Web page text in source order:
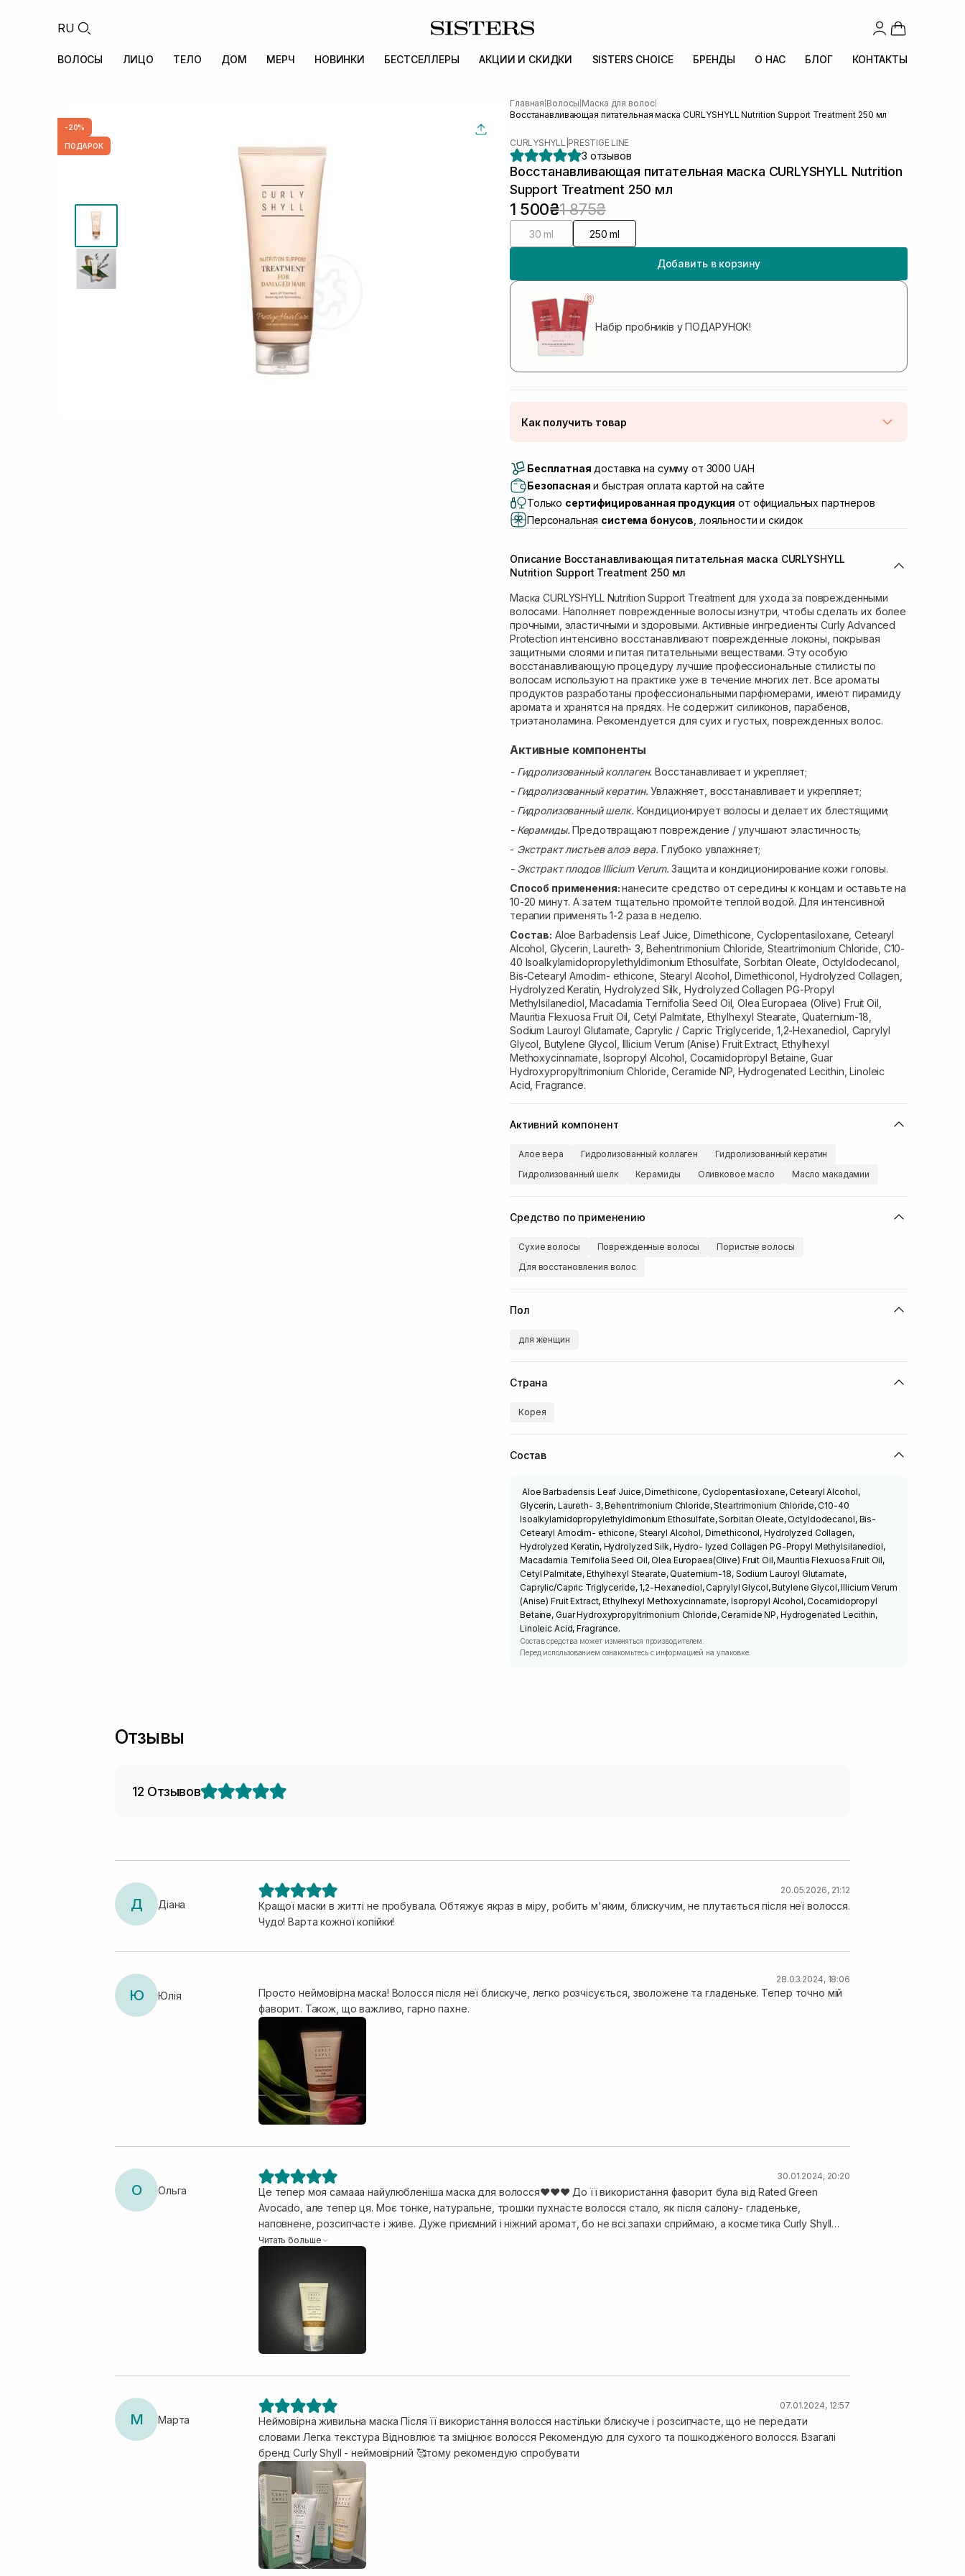
RU
ВОЛОСЫ ЛИЦО ТЕЛО ДОМ МЕРЧ НОВИНКИ БЕСТСЕЛЛЕРЫ АКЦИИ И СКИДКИ SISTERS CHOICE БРЕНДЫ О НАС БЛОГ КОНТАКТЫ
-20%
ПОДАРОК
Главная Волосы Маска для волос|
Восстанавливающая питательная маска CURLYSHYLL Nutrition Support Treatment 250 мл
CURLYSHYLL PRESTIGE LINE
3 отзывов
Восстанавливающая питательная маска CURLYSHYLL Nutrition
Support Treatment 250 мл
1 500₴1 875₴
30 ml 250 ml
Добавить в корзину
Набір пробників у ПОДАРУНОК!
Как получить товар
Самовывоз г. Луцк, Винниченка 4
Самовывоз г. Львов, ул. Академика Подстригача, 1В (Duck's
Самовывоз Львов (Ивана Франко 36) В наличии
Самовывоз г. Львов ул. Степана Бандеры 43 В наличии
Самовывоз г. Ровно, ул. Кулика и Гудачека 23 (ТЦ Экватор) В наличии
Бесплатная доставка на сумму от 3000 UAH
Безопасная и быстрая оплата картой на сайте
Только сертифицированная продукция от официальных партнеров
Персональная система бонусов , лояльности и скидок
Описание Восстанавливающая питательная маска CURLYSHYLL
Nutrition Support Treatment 250 мл
Маска CURLYSHYLL Nutrition Support Treatment для ухода за поврежденными
волосами. Наполняет поврежденные волосы изнутри, чтобы сделать их более
прочными, эластичными и здоровыми. Активные ингредиенты Curly Advanced
Protection интенсивно восстанавливают поврежденные локоны, покрывая
защитными слоями и питая питательными веществами. Эту особую
восстанавливающую процедуру лучшие профессиональные стилисты по
волосам используют на практике уже в течение многих лет. Все ароматы
продуктов разработаны профессиональными парфюмерами, имеют пирамиду
аромата и хранятся на прядях. Не содержит силиконов, парабенов,
триэтаноламина. Рекомендуется для суих и густых, поврежденных волос.
Активные компоненты
- Гидролизованный коллаген.Восстанавливает и укрепляет;
- Гидролизованный кератин.Увлажняет, восстанавливает и укрепляет;
- Гидролизованный шелк. Кондиционирует волосы и делает их блестящими;
- Керамиды.Предотвращают повреждение / улучшают эластичность;
- Экстракт листьев алоэ вера. Глубоко увлажняет;
- Экстракт плодов Illicium Verum.Защита и кондиционирование кожи головы.
Способ применения:нанесите средство от середины к концам и оставьте на
10-20 минут. А затем тщательно промойте теплой водой. Для интенсивной
терапии применять 1-2 раза в неделю.
Состав: Aloe Barbadensis Leaf Juice, Dimethicone, Cyclopentasiloxane, Cetearyl
Alcohol, Glycerin, Laureth- 3, Behentrimonium Chloride, Steartrimonium Chloride, C10-
40 Isoalkylamidopropylethyldimonium Ethosulfate, Sorbitan Oleate, Octyldodecanol,
Bis-Cetearyl Amodim- ethicone, Stearyl Alcohol, Dimethiconol, Hydrolyzed Collagen,
Hydrolyzed Keratin, Hydrolyzed Silk, Hydrolyzed Collagen PG-Propyl
Methylsilanediol, Macadamia Ternifolia Seed Oil, Olea Europaea (Olive) Fruit Oil,
Mauritia Flexuosa Fruit Oil, Cetyl Palmitate, Ethylhexyl Stearate, Quaternium-18,
Sodium Lauroyl Glutamate, Caprylic / Capric Triglyceride, 1,2-Hexanediol, Caprylyl
Glycol, Butylene Glycol, Illicium Verum (Anise) Fruit Extract, Ethylhexyl
Methoxycinnamate, Isopropyl Alcohol, Cocamidopropyl Betaine, Guar
Hydroxypropyltrimonium Chloride, Ceramide NP, Hydrogenated Lecithin, Linoleic
Acid, Fragrance.
Активний компонент
Алое вера Гидролизованный коллаген
Гидролизованный кератин
Гидролизованный шелк
Керамиды Оливковое масло Масло макадамии
Средство по применению
Сухие волосы Поврежденные волосы
Пористые волосы
Для восстановления волос
Пол
для женщин
Страна
Корея
Состав
Aloe Barbadensis Leaf Juice, Dimethicone, Cyclopentasiloxane, Cetearyl Alcohol,
Glycerin, Laureth- 3, Behentrimonium Chloride, Steartrimonium Chloride, C10-40
Isoalkylamidopropylethyldimonium Ethosulfate, Sorbitan Oleate, Octyldodecanol, Bis-
Cetearyl Amodim- ethicone, Stearyl Alcohol, Dimethiconol, Hydrolyzed Collagen,
Hydrolyzed Keratin, Hydrolyzed Silk, Hydro- lyzed Collagen PG-Propyl Methylsilanediol,
Macadamia Ternifolia Seed Oil, Olea Europaea(Olive) Fruit Oil, Mauritia Flexuosa Fruit Oil,
Cetyl Palmitate, Ethylhexyl Stearate, Quaternium-18, Sodium Lauroyl Glutamate,
Caprylic/Capric Triglyceride, 1,2-Hexanediol, Caprylyl Glycol, Butylene Glycol, Illicium Verum
(Anise) Fruit Extract, Ethylhexyl Methoxycinnamate, Isopropyl Alcohol, Cocamidopropyl
Betaine, Guar Hydroxypropyltrimonium Chloride, Ceramide NP, Hydrogenated Lecithin,
Linoleic Acid, Fragrance.
Состав средства может изменяться производителем.
Перед использованием ознакомьтесь с информацией на упаковке.
Отзывы
12 Отзывов
Д Діана
20.05.2026, 21:12
Кращої маски в житті не пробувала. Обтяжує якраз в міру, робить м'яким, блискучим, не плутається після неї волосся.
Чудо! Варта кожної копійки!
Ю Юлія
28.03.2024, 18:06
Просто неймовірна маска! Волосся після неї блискуче, легко розчісується, зволожене та гладеньке. Тепер точно мій
фаворит. Також, що важливо, гарно пахне.
О Ольга
30.01.2024, 20:20
Це тепер моя самааа найулюбленіша маска для волосся❤️❤️❤️ До її використання фаворит була від Rated Green
Avocado, але тепер ця. Моє тонке, натуральне, трошки пухнасте волосся стало, як після салону- гладеньке,
наповнене, розсипчасте і живе. Дуже приємний і ніжний аромат, бо не всі запахи сприймаю, а косметика Curly Shyll
завжди гарно пахне. Буду брати великий об’єм. Дуже рекомендую!
Читать больше
М Марта
07.01.2024, 12:57
Неймовірна живильна маска Після її використання волосся настільки блискуче і розсипчасте, що не передати
словами Легка текстура Відновлює та зміцнює волосся Рекомендую для сухого та пошкодженого волосся. Взагалі
бренд Curly Shyll - неймовірний 🥰тому рекомендую спробувати